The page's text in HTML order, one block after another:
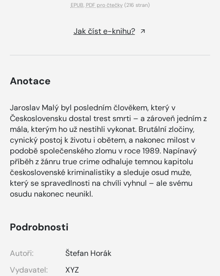
EPUB, PDF pro čtečky(216 stran)
Jak číst e-knihu?
Anotace
Jaroslav Malý byl posledním člověkem, který v
Československu dostal trest smrti – a zároveň jedním z
mála, kterým ho už nestihli vykonat. Brutální zločiny,
cynický postoj k životu i obětem, a nakonec milost v
podobě společenského zlomu v roce 1989. Napínavý
příběh z žánru true crime odhaluje temnou kapitolu
československé kriminalistiky a sleduje osud muže,
který se spravedlnosti na chvíli vyhnul – ale svému
osudu nakonec neunikl.
Podrobnosti
Autoři:
Štefan Horák
Vydavatel:
XYZ